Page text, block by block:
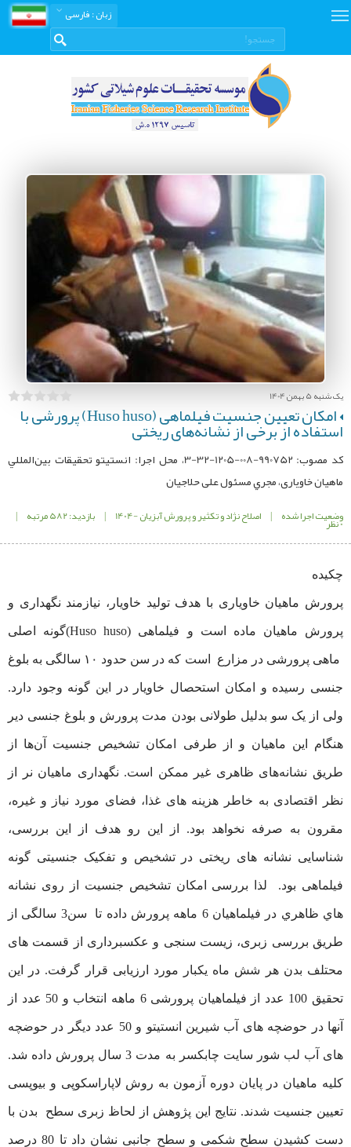
زبان: فارسی
یک شنبه 5 بهمن 1404
امکان تعیین جنسیت فیلماهی (Huso huso) پرورشی با استفاده از برخی از نشانه‌های ریختی
کد مصوب: 990752-008-1205-32-3، محل اجرا: انستیتو تحقيقات بين‌‌المللي
ماهیان خاویاری، مجري مسئول علی حلاجیان
وضعیت اجرا شده | اصلاح نژاد و تکثیر و پرورش آبزیان -1404 | بازدید: 582 مرتبه | 0 نظر
چکیده
پرورش ماهیان خاویاری با هدف تولید خاویار، نیازمند نگهداری و
پرورش ماهیان ماده است و فیلماهی (Huso huso)گونه اصلی
ماهی پرورشی در مزارع است که در سن حدود ۱۰ سالگی به بلوغ
جنسی رسیده و امکان استحصال خاویار در این گونه وجود دارد.
ولی از یک سو بدلیل طولانی بودن مدت پرورش و بلوغ جنسی دیر
هنگام این ماهیان و از طرفی امکان تشخیص جنسیت آن‌ها از
طریق نشانه‌های ظاهری غیر ممکن است. نگهداری ماهیان نر از
نظر اقتصادی به خاطر هزینه های غذا، فضای مورد نیاز و غیره،
مقرون به صرفه نخواهد بود. از این رو هدف از این بررسی،
شناسایی نشانه های ریختی در تشخیص و تفکیک جنسیتی گونه
فیلماهی بود. لذا بررسی امکان تشخيص جنسيت از روی نشانه
هاي ظاهري در فیلماهیان 6 ماهه پرورش داده تا سن3 سالگی از
طریق بررسی زبری، زیست سنجی و عکسبرداری از قسمت های
محتلف بدن هر شش ماه یکبار مورد ارزیابی قرار گرفت. در این
تحقیق 100 عدد از فیلماهیان پرورشی 6 ماهه انتخاب و 50 عدد از
آنها در حوضچه های آب شیرین انستیتو و 50 عدد دیگر در حوضچه
های آب لب شور سایت چابکسر به مدت 3 سال پرورش داده شد.
کلیه ماهیان در پایان دوره آزمون به روش لاپاراسکوپی و بیوپسی
تعیین جنسیت شدند. نتایج این پژوهش از لحاظ زبری سطح بدن با
دست کشیدن سطح شکمی و سطح جانبی نشان داد تا 80 درصد